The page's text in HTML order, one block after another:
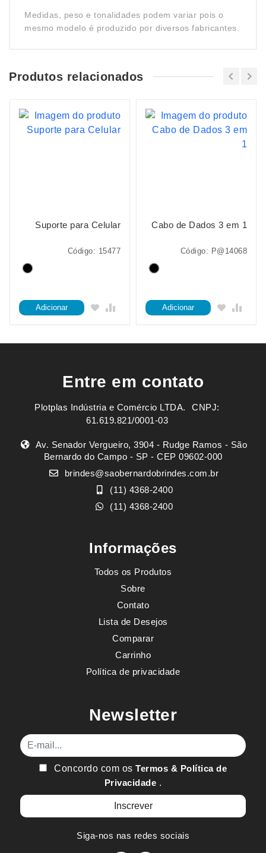
Medidas, peso e tonalidades podem variar pois o
mesmo modelo é produzido por diversos fabricantes.
Produtos relacionados
Suporte para Celular
Código: 15477
Adicionar
Cabo de Dados 3 em 1
Código: P@14068
Adicionar
Entre em contato
Plotplas Indústria e Comércio LTDA. ㅤㅤㅤ CNPJ:
61.619.821/0001-03
Av. Senador Vergueiro, 3904 - Rudge Ramos - São
Bernardo do Campo - SP - CEP 09602-000
brindes@saobernardobrindes.com.br
(11) 4368-2400
(11) 4368-2400
Informações
Todos os Produtos
Sobre
Contato
Lista de Desejos
Comparar
Carrinho
Política de privacidade
Newsletter
E-mail
Concordo com osTermos & Política de
Privacidade .
Siga-nos nas redes sociais